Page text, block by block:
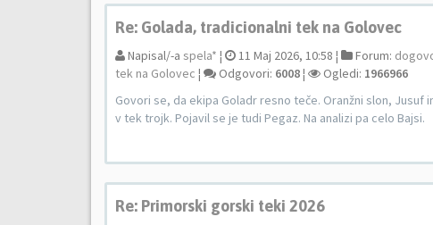
Re: Golada, tradicionalni tek na Golovec
Napisal/-a spela* ¦ 11 Maj 2026, 10:58 ¦ Forum:
tek na Golovec ¦ Odgovori: 6008¦ Ogledi: 1966966
Govori se, da ekipa Goladr resno teče. Oranžni slon,
v tek trojk. Pojavil se je tudi Pegaz. Na analizi pa celo Bajsi.
Re: Primorski gorski teki 2026